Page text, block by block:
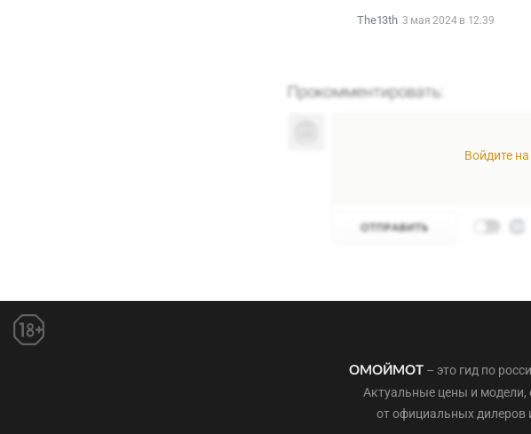
The13th 3 мая 2024 в 12:39
Войдите
ОМОЙМОТ – это гид по
Актуальные цены и
от официальных дилеров